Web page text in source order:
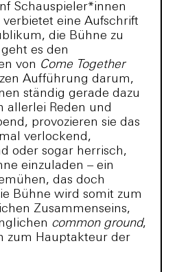
Schauspieler*innen
eine Aufschrift
die Bühne zu
es den
von Come Together
Aufführung darum,
ständig gerade dazu
allerlei Reden und
provozieren sie das
verlockend,
oder sogar herrisch,
einzuladen – ein
das doch
Bühne wird somit zum
Zusammenseins,
common ground,
zum Hauptakteur der